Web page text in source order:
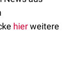
hierweitere